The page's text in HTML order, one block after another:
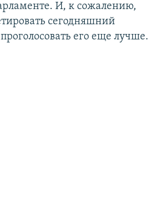
И, к сожалению,
сегодняшний
его еще лучше.